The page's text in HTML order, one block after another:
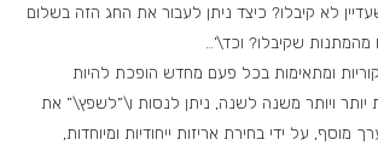
לא קיבלו? כיצד ניתן לעבור את החג הזה בשלום
מהמתנות שקיבלו? וכד\’…
ומתאימות בכל פעם מחדש הופכת להיות
ויותר משנה לשנה, ניתן לנסות ו\”לשפץ\” את
מוסף, על ידי בחירת אריזות ייחודיות ומיוחדות,